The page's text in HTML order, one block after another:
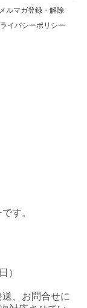
メルマガ登録・解除
イバシーポリシー
す。
）
、お問合せに